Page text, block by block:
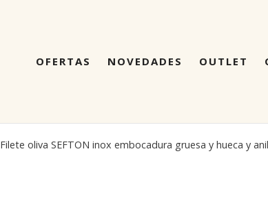
OFERTAS NOVEDADES OUTLET
Filete oliva SEFTON inox embocadura gruesa y hueca y